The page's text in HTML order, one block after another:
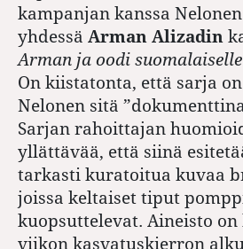
kampanjan kanssa
yhdessä Arman Alizadin
Arman ja oodi
On kiistatonta, että sarja
Nelonen sitä
Sarjan rahoittajan
yllättävää, että siinä
tarkasti kuratoitua kuvaa
joissa keltaiset tiput
kuopsuttelevat. Aineisto
viikon kasvatuskierron